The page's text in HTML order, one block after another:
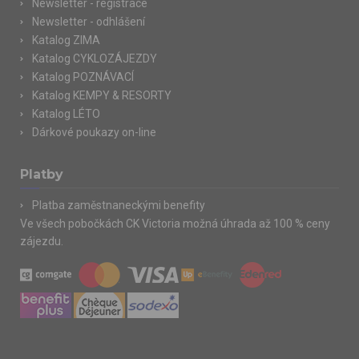
Newsletter - registrace
Newsletter - odhlášení
Katalog ZIMA
Katalog CYKLOZÁJEZDY
Katalog POZNÁVACÍ
Katalog KEMPY & RESORTY
Katalog LÉTO
Dárkové poukazy on-line
Platby
Platba zaměstnaneckými benefity
Ve všech pobočkách CK Victoria možná úhrada až 100 % ceny
zájezdu.